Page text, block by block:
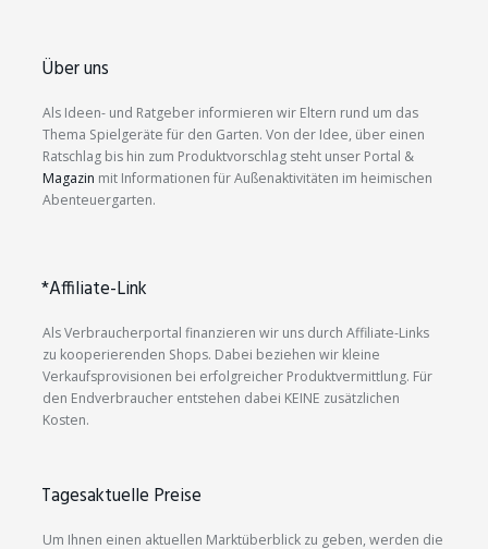
Über uns
Als Ideen- und Ratgeber informieren wir Eltern rund um das
Thema Spielgeräte für den Garten. Von der Idee, über einen
Ratschlag bis hin zum Produktvorschlag steht unser Portal &
Magazin mit Informationen für Außenaktivitäten im heimischen
Abenteuergarten.
*Affiliate-Link
Als Verbraucherportal finanzieren wir uns durch Affiliate-Links
zu kooperierenden Shops. Dabei beziehen wir kleine
Verkaufsprovisionen bei erfolgreicher Produktvermittlung. Für
den Endverbraucher entstehen dabei KEINE zusätzlichen
Kosten.
Tagesaktuelle Preise
Um Ihnen einen aktuellen Marktüberblick zu geben, werden die